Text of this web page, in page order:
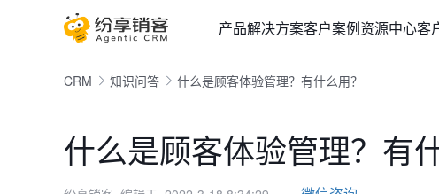
产品解决方案客户案例资源中心客
CRM 知识问答 什么是顾客体验管理？有什么用？
什么是顾客体验管理？有